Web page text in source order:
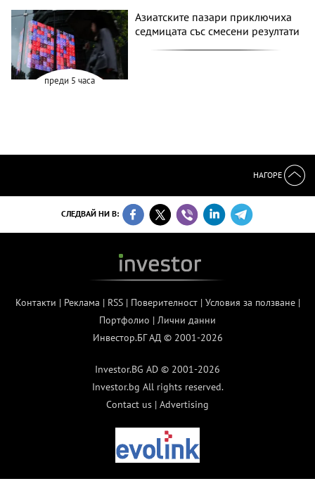
преди 5 часа
Азиатските пазари приключиха
седмицата със смесени резултати
НАГОРЕ
СЛЕДВАЙ НИ В:
Контакти | Реклама | RSS| Поверителност| Условия за ползване|
Портфолио | Лични данни
Инвестор.БГ АД © 2001-2026
Investor.BG AD © 2001-2026
Investor.bg All rights reserved.
Contact us | Advertising